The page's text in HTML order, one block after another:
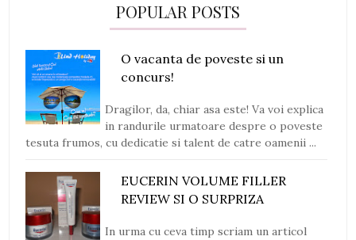
POPULAR POSTS
O vacanta de poveste si un
concurs!
Dragilor, da, chiar asa este! Va voi explica
in randurile urmatoare despre o poveste
tesuta frumos, cu dedicatie si talent de catre oamenii ...
EUCERIN VOLUME FILLER
REVIEW SI O SURPRIZA
In urma cu ceva timp scriam un articol